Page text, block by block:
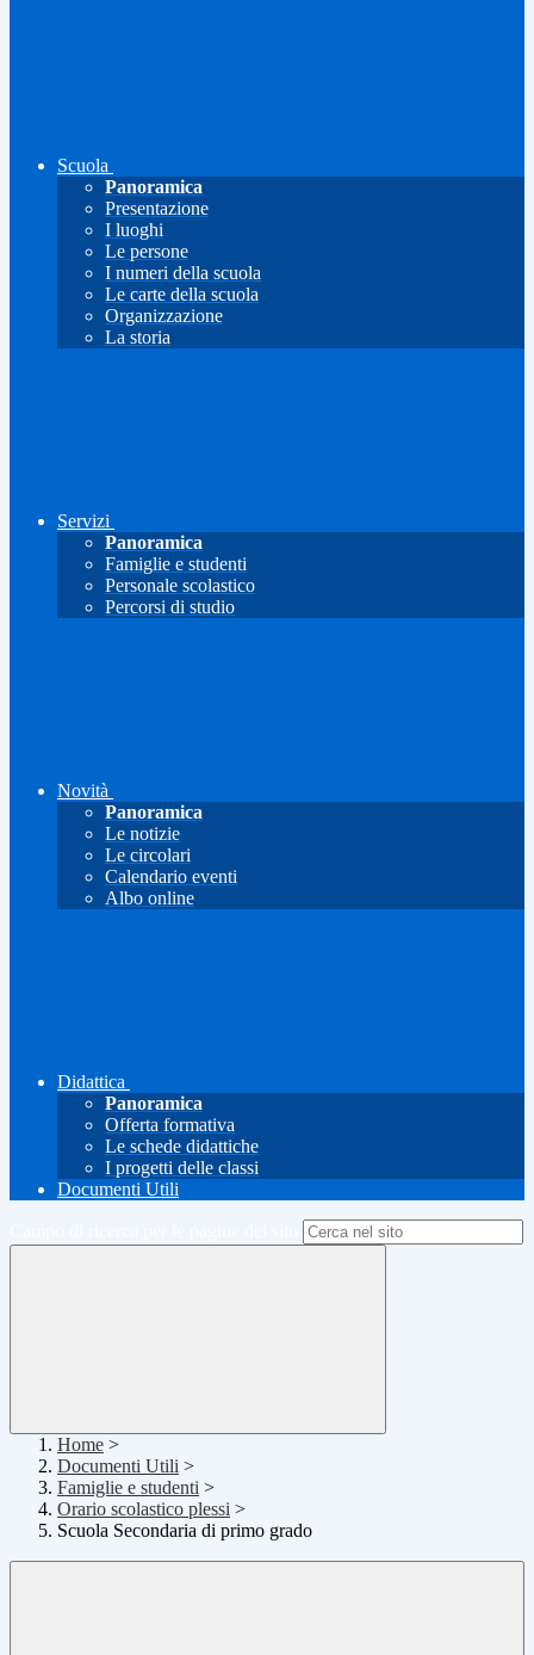
Scuola
Panoramica
Presentazione
I luoghi
Le persone
I numeri della scuola
Le carte della scuola
Organizzazione
La storia
Servizi
Panoramica
Famiglie e studenti
Personale scolastico
Percorsi di studio
Novità
Panoramica
Le notizie
Le circolari
Calendario eventi
Albo online
Didattica
Panoramica
Offerta formativa
Le schede didattiche
I progetti delle classi
Documenti Utili
Home >
Documenti Utili >
Famiglie e studenti >
Orario scolastico plessi >
Scuola Secondaria di primo grado